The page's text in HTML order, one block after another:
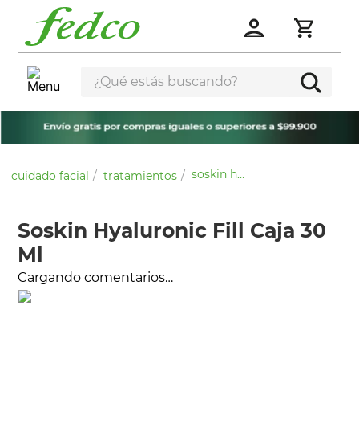
¿Qué estás buscando?
cuidado facial tratamientos soskin hyaluronic fill caja 30 ml
Soskin Hyaluronic Fill Caja 30
Ml
Cargando comentarios…